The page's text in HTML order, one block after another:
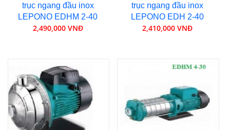
trục ngang đầu inox
LEPONO EDHM 2-40
2,490,000 VNĐ
trục ngang đầu inox
LEPONO EDH 2-40
2,410,000 VNĐ